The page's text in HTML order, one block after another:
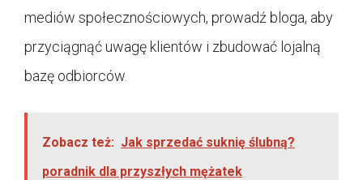
mediów społecznościowych, prowadź bloga, aby
przyciągnąć uwagę klientów i zbudować lojalną
bazę odbiorców.
Zobacz też: Jak sprzedać suknię ślubną?
poradnik dla przyszłych mężatek